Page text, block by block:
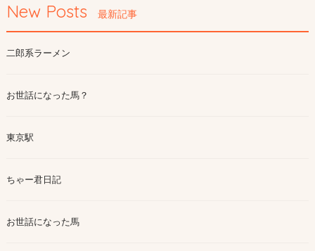
New Posts 最新記事
二郎系ラーメン
お世話になった馬？
東京駅
ちゃー君日記
お世話になった馬